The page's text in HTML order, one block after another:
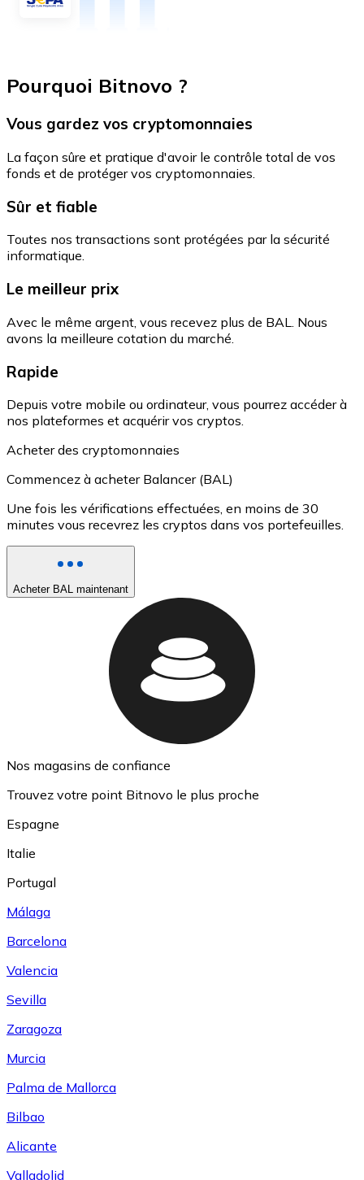
Pourquoi Bitnovo ?
Vous gardez vos cryptomonnaies
La façon sûre et pratique d'avoir le contrôle total de vos
fonds et de protéger vos cryptomonnaies.
Sûr et fiable
Toutes nos transactions sont protégées par la sécurité
informatique.
Le meilleur prix
Avec le même argent, vous recevez plus de BAL. Nous
avons la meilleure cotation du marché.
Rapide
Depuis votre mobile ou ordinateur, vous pourrez accéder à
nos plateformes et acquérir vos cryptos.
Acheter des cryptomonnaies
Commencez à acheter Balancer (BAL)
Une fois les vérifications effectuées, en moins de 30
minutes vous recevrez les cryptos dans vos portefeuilles.
Acheter BAL maintenant
Nos magasins de confiance
Trouvez votre point Bitnovo le plus proche
Espagne
Italie
Portugal
Málaga
Barcelona
Valencia
Sevilla
Zaragoza
Murcia
Palma de Mallorca
Bilbao
Alicante
Valladolid